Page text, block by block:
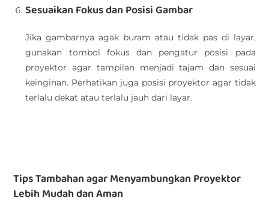
Sesuaikan Fokus dan Posisi Gambar
Jika gambarnya agak buram atau tidak pas di layar,
gunakan tombol fokus dan pengatur posisi pada
proyektor agar tampilan menjadi tajam dan sesuai
keinginan. Perhatikan juga posisi proyektor agar tidak
terlalu dekat atau terlalu jauh dari layar.
Tips Tambahan agar Menyambungkan Proyektor
Lebih Mudah dan Aman